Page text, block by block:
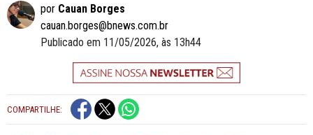
por Cauan Borges
cauan.borges@bnews.com.br
Publicado em 11/05/2026, às 13h44
COMPARTILHE: